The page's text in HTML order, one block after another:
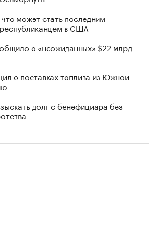
может стать последним
в США
о «неожиданных» $22 млрд
о поставках топлива из Южной
долг с бенефициара без